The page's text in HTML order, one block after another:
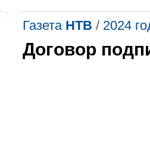
Газета НТВ / 2024
Договор